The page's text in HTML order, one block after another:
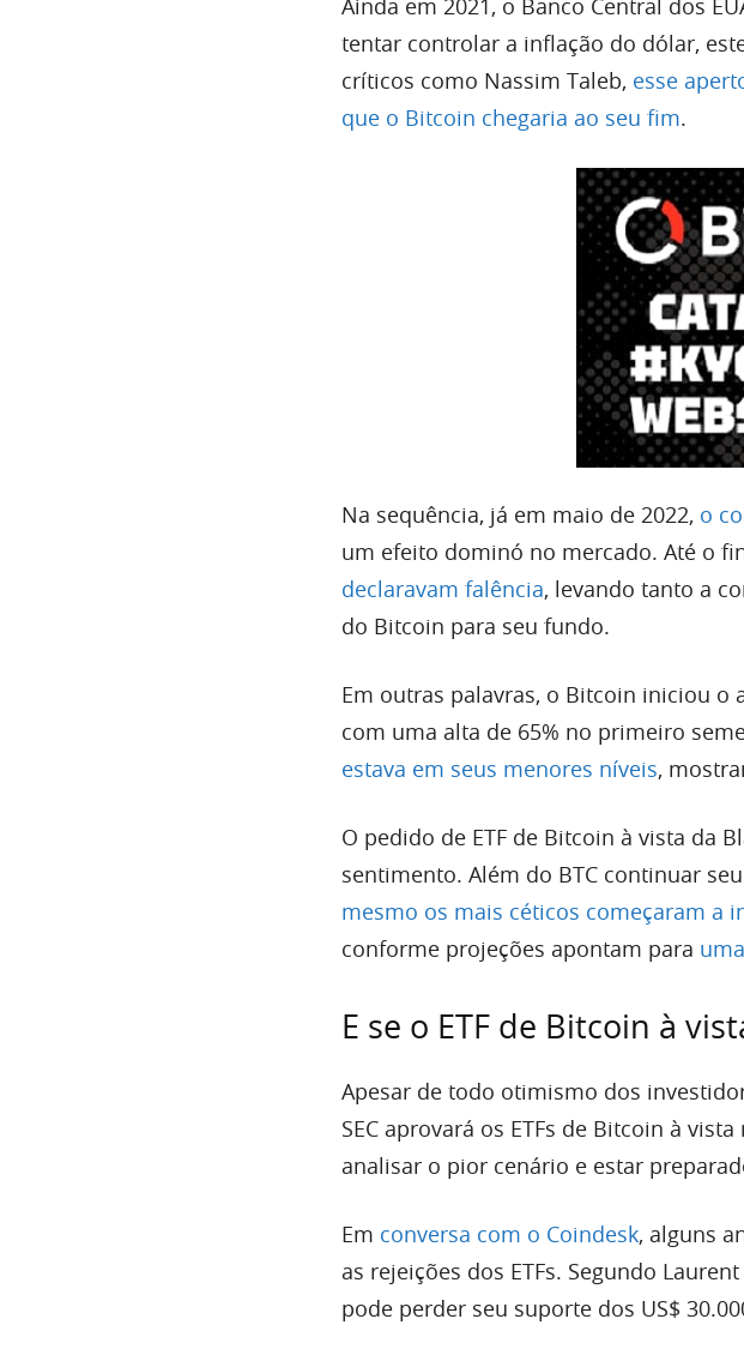
tentar controlar a inflação do dólar,
críticos como Nassim Taleb, esse
que o Bitcoin chegaria ao seu fim.
Na sequência, já em maio de 2022, o
um efeito dominó no mercado. Até o
declaravam falência, levando tanto a
do Bitcoin para seu fundo.
Em outras palavras, o Bitcoin iniciou o
com uma alta de 65% no primeiro
estava em seus menores níveis,
O pedido de ETF de Bitcoin à vista da
sentimento. Além do BTC continuar
mesmo os mais céticos começaram a
conforme projeções apontam para
E se o ETF de Bitcoin à
Apesar de todo otimismo dos
SEC aprovará os ETFs de Bitcoin à
analisar o pior cenário e estar
Em conversa com o Coindesk, alguns
as rejeições dos ETFs. Segundo
pode perder seu suporte dos US$